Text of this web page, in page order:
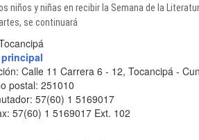
niños y niñas en recibir la Semana de la
se continuará​​​
principal
Calle 11 Carrera 6 - 12, Tocancipá -
postal: 251010
57(60) 1 5169017
57(60) 1 5169017 Ext. 102